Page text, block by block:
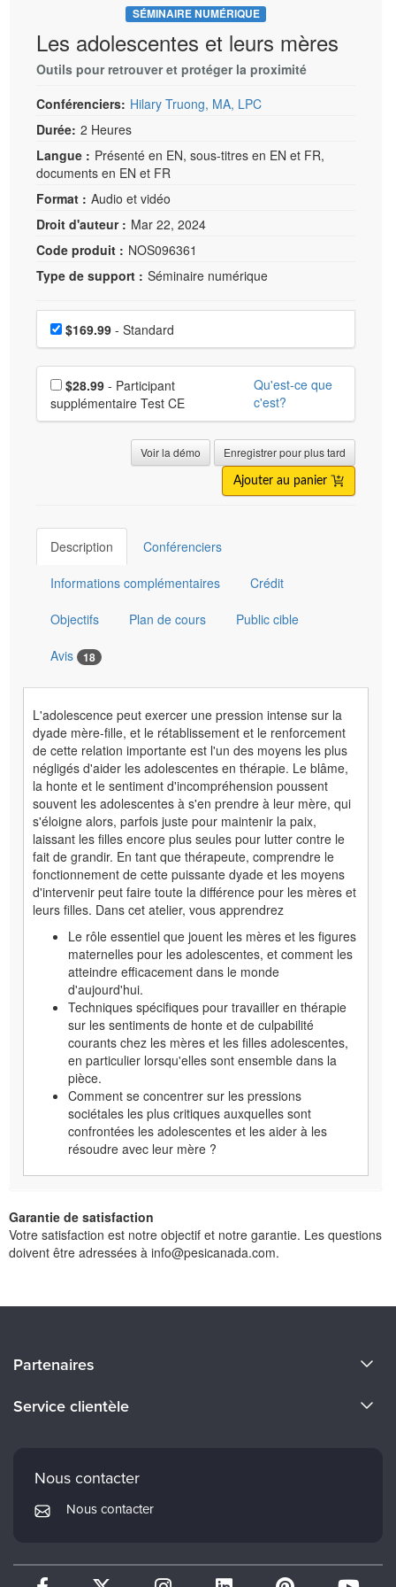
SÉMINAIRE NUMÉRIQUE
Les adolescentes et leurs mères
Outils pour retrouver et protéger la proximité
Conférenciers: Hilary Truong, MA, LPC
Durée: 2 Heures
Langue : Présenté en EN, sous-titres en EN et FR,
documents en EN et FR
Format : Audio et vidéo
Droit d'auteur : Mar 22, 2024
Code produit : NOS096361
Type de support : Séminaire numérique
Choisissez un prix
Prix$169.99 - Standard
Choisissez un prix supplémentaire
$28.99
supplémentaire Test CE
Qu'est-ce que
c'est?
Voir la démo Enregistrer pour plus tard
Ajouter au panier
Description Conférenciers
Informations complémentaires Crédit
Objectifs Plan de cours Public cible
Avis 18
L'adolescence peut exercer une pression intense sur la
dyade mère-fille, et le rétablissement et le renforcement
de cette relation importante est l'un des moyens les plus
négligés d'aider les adolescentes en thérapie. Le blâme,
la honte et le sentiment d'incompréhension poussent
souvent les adolescentes à s'en prendre à leur mère, qui
s'éloigne alors, parfois juste pour maintenir la paix,
laissant les filles encore plus seules pour lutter contre le
fait de grandir. En tant que thérapeute, comprendre le
fonctionnement de cette puissante dyade et les moyens
d'intervenir peut faire toute la différence pour les mères et
leurs filles. Dans cet atelier, vous apprendrez
Le rôle essentiel que jouent les mères et les figures
maternelles pour les adolescentes, et comment les
atteindre efficacement dans le monde
d'aujourd'hui.
Techniques spécifiques pour travailler en thérapie
sur les sentiments de honte et de culpabilité
courants chez les mères et les filles adolescentes,
en particulier lorsqu'elles sont ensemble dans la
pièce.
Comment se concentrer sur les pressions
sociétales les plus critiques auxquelles sont
confrontées les adolescentes et les aider à les
résoudre avec leur mère ?
Garantie de satisfaction
Votre satisfaction est notre objectif et notre garantie. Les questions
doivent être adressées à info@pesicanada.com.
À propos de nous
Carrières
Partenaires
Certifications Evergreen
Therapist.com
Service clientèle
FAQ
Mon compte
Nous contacter
Nous contacter